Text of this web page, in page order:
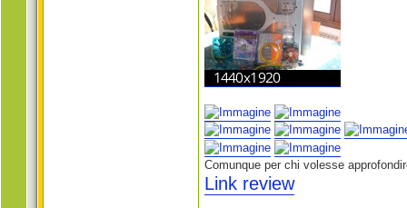
Comunque per chi volesse
Link review